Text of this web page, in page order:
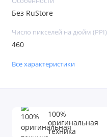
Без RuStore
Число пикселей на дюйм (PPI)
460
Все характеристики
100%
оригинальная
техника